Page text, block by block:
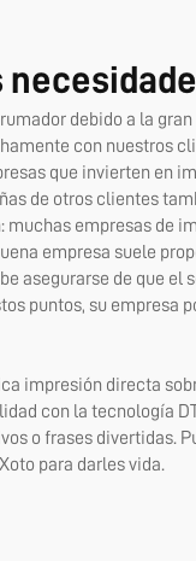
debido a la
con nuestros
que invierten en
de otros clientes
empresas de
empresa suele
asegurarse de que
puntos, su empresa
impresión directa
con la tecnología
o frases divertidas.
para darles vida.